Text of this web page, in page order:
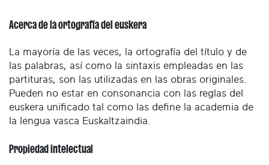
Acerca de la ortografía del euskera
La mayoría de las veces, la ortografía del título y de
las palabras, así como la sintaxis empleadas en las
partituras, son las utilizadas en las obras originales.
Pueden no estar en consonancia con las reglas del
euskera unificado tal como las define la academia de
la lengua vasca Euskaltzaindia.
Propiedad intelectual